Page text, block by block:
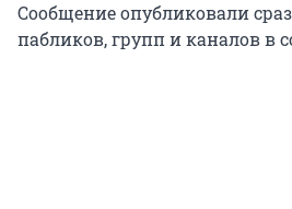
Сообщение опубликовали
пабликов, групп и каналов в